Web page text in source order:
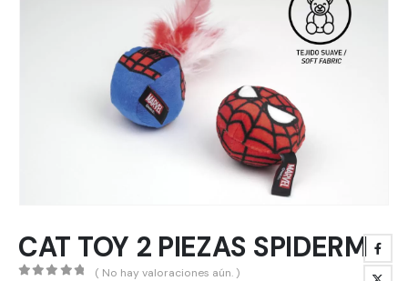
CAT TOY 2 PIEZAS SPIDERM
( No hay valoraciones aún. )